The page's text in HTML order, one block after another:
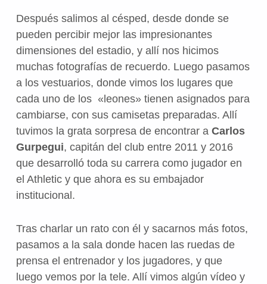
Después salimos al césped, desde donde se
pueden percibir mejor las impresionantes
dimensiones del estadio, y allí nos hicimos
muchas fotografías de recuerdo. Luego pasamos
a los vestuarios, donde vimos los lugares que
cada uno de los «leones» tienen asignados para
cambiarse, con sus camisetas preparadas. Allí
tuvimos la grata sorpresa de encontrar a Carlos
Gurpegui, capitán del club entre 2011 y 2016
que desarrolló toda su carrera como jugador en
el Athletic y que ahora es su embajador
institucional.
Tras charlar un rato con él y sacarnos más fotos,
pasamos a la sala donde hacen las ruedas de
prensa el entrenador y los jugadores, y que
luego vemos por la tele. Allí vimos algún vídeo y